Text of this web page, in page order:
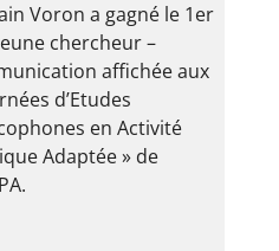
Voron a gagné le 1er
chercheur –
affichée aux
d’Etudes
en Activité
Adaptée » de